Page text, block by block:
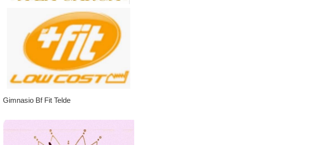
Gimnasio Bf Fit Telde